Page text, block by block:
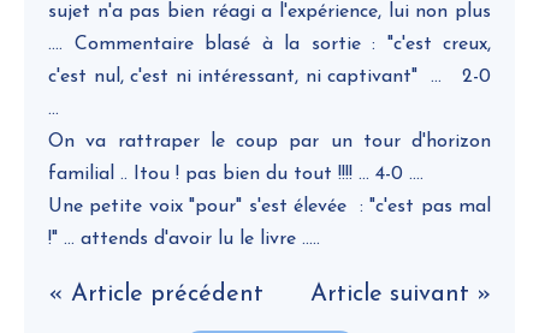
sujet n'a pas bien réagi a l'expérience, lui non plus
.... Commentaire blasé à la sortie : "c'est creux,
c'est nul, c'est ni intéressant, ni captivant" ... 2-0
...
On va rattraper le coup par un tour d'horizon
familial .. Itou ! pas bien du tout !!!! ... 4-0 ....
Une petite voix "pour" s'est élevée : "c'est pas mal
!" ... attends d'avoir lu le livre .....
« Article précédent Article suivant »